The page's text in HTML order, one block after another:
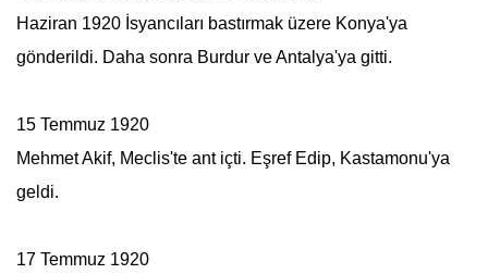
Haziran 1920 İsyancıları bastırmak üzere Konya'ya
gönderildi. Daha sonra Burdur ve Antalya'ya gitti.
15 Temmuz 1920
Mehmet Akif, Meclis'te ant içti. Eşref Edip, Kastamonu'ya
geldi.
17 Temmuz 1920